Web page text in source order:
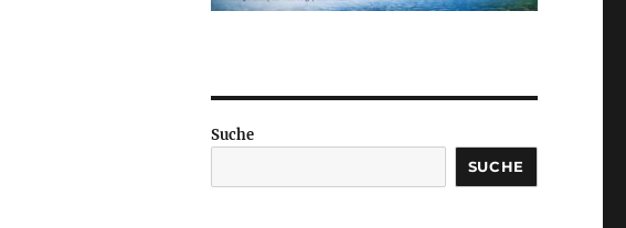
Suche
SUCHE